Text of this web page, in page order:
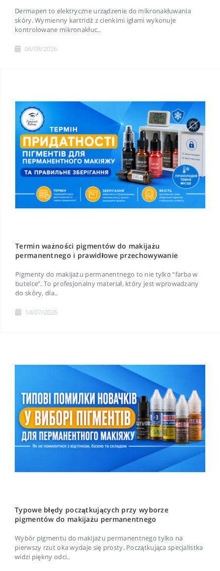
Dermapen to elektryczne urządzenie do mikronakłuwania
skóry. Wymienny kartridż z cienkimi igłami wykonuje
kontrolowane mikronakłuc..
06/08/2026
Termin ważności pigmentów do makijażu
permanentnego i prawidłowe przechowywanie
Pigmenty do makijażu permanentnego to nie tylko “farba w
butelce”. To profesjonalny materiał, który jest wprowadzany
do skóry, dla..
14/07/2026
Typowe błędy początkujących przy wyborze
pigmentów do makijażu permanentnego
Wybór pigmentu do makijażu permanentnego tylko na
pierwszy rzut oka wydaje się prosty. Początkująca specjalistka
widzi piękny odci..